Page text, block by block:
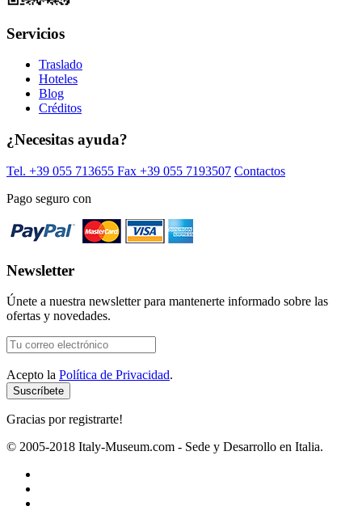
Servicios
Traslado
Hoteles
Blog
Créditos
¿Necesitas ayuda?
Tel. +39 055 713655 Fax +39 055 7193507 Contactos
Pago seguro con
Newsletter
Únete a nuestra newsletter para mantenerte informado sobre las
ofertas y novedades.
Acepto la Política de Privacidad.
Gracias por registrarte!
© 2005-2018 Italy-Museum.com - Sede y Desarrollo en Italia.